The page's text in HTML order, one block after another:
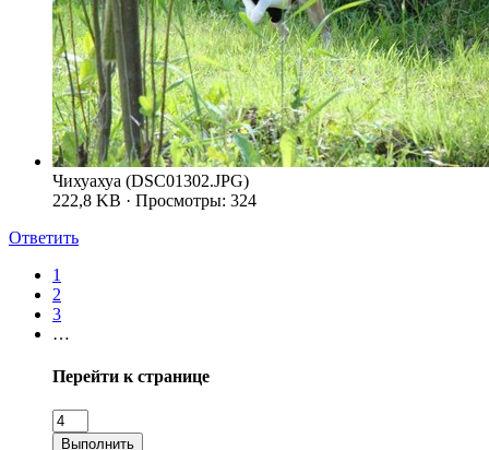
Чихуахуа (DSC01302.JPG)
222,8 KB · Просмотры: 324
Ответить
1
2
3
…
Перейти к странице
Выполнить